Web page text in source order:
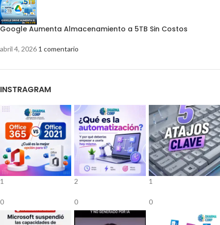
Google Aumenta Almacenamiento a 5TB Sin Costos
abril 4, 2026 1 comentario
INSTRAGRAM
1
0
2
0
1
0